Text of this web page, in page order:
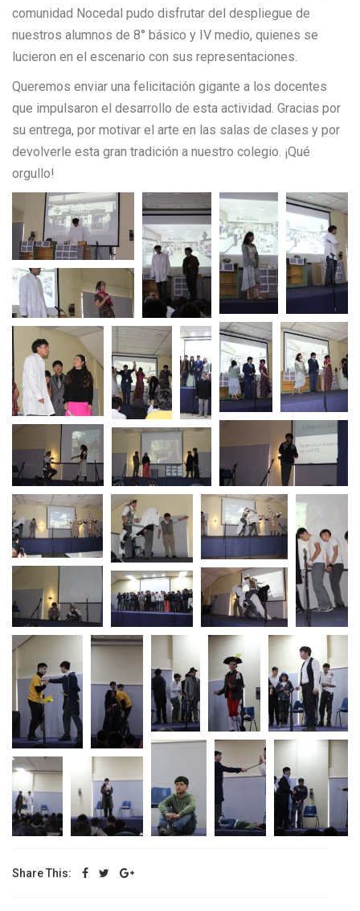
comunidad Nocedal pudo disfrutar del despliegue de
nuestros alumnos de 8° básico y IV medio, quienes se
lucieron en el escenario con sus representaciones.
Queremos enviar una felicitación gigante a los docentes
que impulsaron el desarrollo de esta actividad. Gracias por
su entrega, por motivar el arte en las salas de clases y por
devolverle esta gran tradición a nuestro colegio. ¡Qué
orgullo!
Share This: